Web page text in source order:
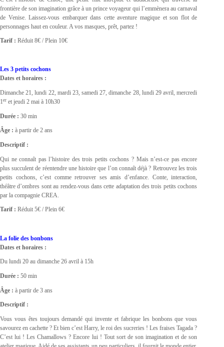
frontière de son imagination grâce à un prince voyageur qui l’emmènera au carnaval
de Venise. Laissez-vous embarquer dans cette aventure magique et son flot de
personnages haut en couleur. A vos masques, prêt, partez !
Tarif : Réduit 8€ / Plein 10€
Les 3 petits cochons
Dates et horaires :
Dimanche 21, lundi 22, mardi 23, samedi 27, dimanche 28, lundi 29 avril, mercredi
1er et jeudi 2 mai à 10h30
Durée : 30 min
Âge : à partir de 2 ans
Descriptif :
Qui ne connaît pas l’histoire des trois petits cochons ? Mais n’est-ce pas encore
plus succulent de réentendre une histoire que l’on connaît déjà ? Retrouvez les trois
petits cochons, c’est comme retrouver ses amis d’enfance. Conte, interaction,
théâtre d’ombres sont au rendez-vous dans cette adaptation des trois petits cochons
par la compagnie CREA.
Tarif : Réduit 5€ / Plein 6€
La folie des bonbons
Dates et horaires :
Du lundi 20 au dimanche 26 avril à 15h
Durée : 50 min
Âge : à partir de 3 ans
Descriptif :
Vous vous êtes toujours demandé qui invente et fabrique les bonbons que vous
savourez en cachette ? Et bien c’est Harry, le roi des sucreries ! Les fraises Tagada ?
C’est lui ! Les Chamallows ? Encore lui ! Tout sort de son imagination et de son